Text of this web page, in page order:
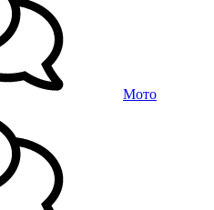
Мото